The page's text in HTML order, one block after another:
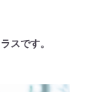
スです。